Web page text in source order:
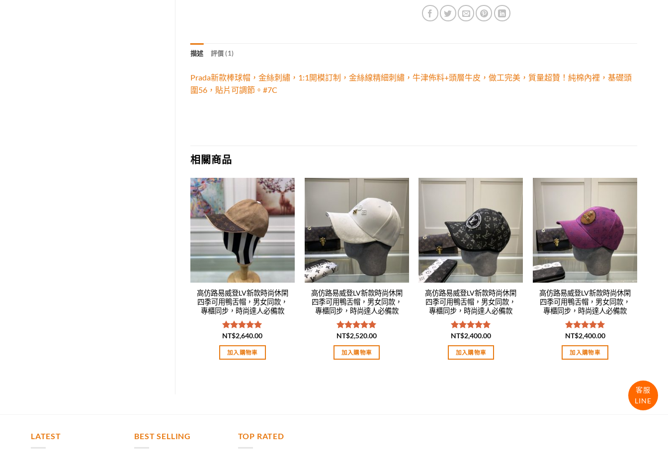
描述 評價 (1)
Prada新款棒球帽，金絲刺繡，1:1開模訂制，金絲線精細刺繡，牛津佈料+頭層牛皮，做工完美，質量超贊！純棉內裡，基礎頭
圍56，貼片可調節。#7C
相關商品
Add to
wishlist
高仿路易威登LV新款時尚休閑
四季可用鴨舌帽，男女同款，
專櫃同步，時尚達人必備款
評分5.00
滿分 5
NT$2,640.00
加入購物車
Add to
wishlist
高仿路易威登LV新款時尚休閑
四季可用鴨舌帽，男女同款，
專櫃同步，時尚達人必備款
評分5.00
滿分 5
NT$2,520.00
加入購物車
wishlist
高仿路易威登LV新款時尚休閑
四季可用鴨舌帽，男女同款，
專櫃同步，時尚達人必備款
評分5.00
滿分 5
NT$2,400.00
加入購物車
wishlist
高仿路易威登LV新款時尚休閑
四季可用鴨舌帽，男女同款，
專櫃同步，時尚達人必備款
評分5.00
滿分 5
NT$2,400.00
加入購物車
LATEST BEST SELLING TOP RATED
客服
LINE